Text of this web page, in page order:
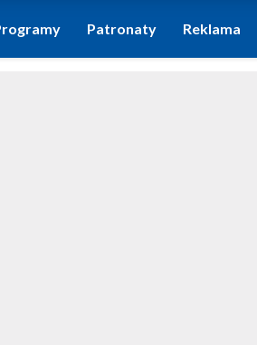
Patronaty Reklama